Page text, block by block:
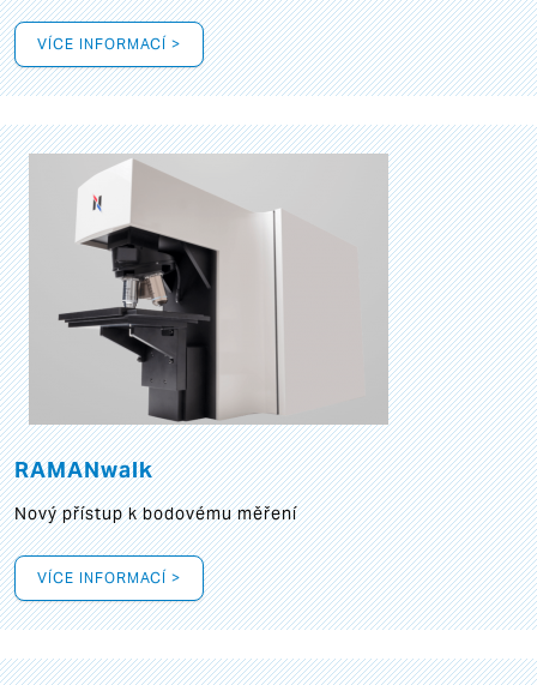
VÍCE INFORMACÍ >
RAMANwalk
Nový přístup k bodovému měření
VÍCE INFORMACÍ >